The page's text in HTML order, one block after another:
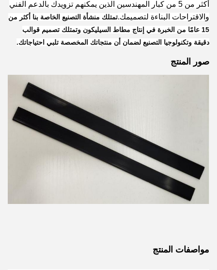
أكثر من 5 من كبار المهندسين الذين يمكنهم تزويدك بالدعم الفني
والاقتراحات البناءة لتصميمك.تمتلك منشأة التصنيع الخاصة بنا أكثر من
15 عامًا من الخبرة في إنتاج مطاط السيليكون وتمتلك تصميم قوالب
دقيقة وتكنولوجيا التصنيع لضمان أن منتجاتك المخصصة تلبي احتياجاتك.
صور المنتج
مواصفات المنتج